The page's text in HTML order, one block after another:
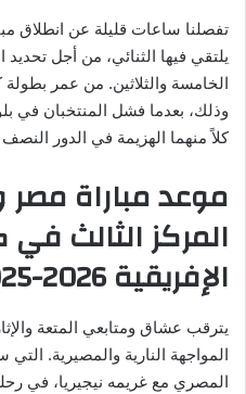
ا
تفصلنا ساعات قليلة عن انطلاق
يلتقي فيها الثنائي، من أجل
وذلك، بعدما فشل المنتخبان في
كلاً منهما الهزيمة في الدور النصف
موعد مباراة مصر
المركز الثالث
الإفريقية 2026-2025
يترقب عشاق ومتابعي المتعة
المواجهة النارية والمصيرية.
المصري مع غريمه نيجيريا، في